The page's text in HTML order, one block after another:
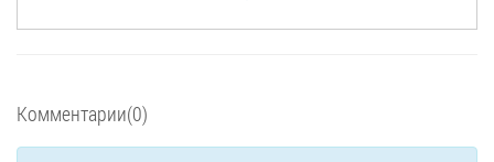
Комментарии(0)